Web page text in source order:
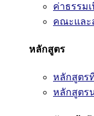
ค่าธรรม
คณะและ
หลักสูตร
หลักสูตร
หลักสูตร